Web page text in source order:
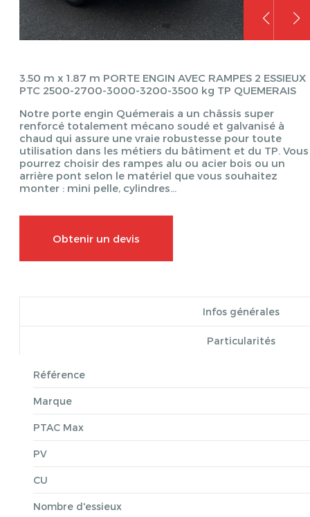
3.50 m x 1.87 m PORTE ENGIN AVEC RAMPES 2 ESSIEUX
PTC 2500-2700-3000-3200-3500 kg TP QUEMERAIS
Notre porte engin Quémerais a un châssis super
renforcé totalement mécano soudé et galvanisé à
chaud qui assure une vraie robustesse pour toute
utilisation dans les métiers du bâtiment et du TP. Vous
pourrez choisir des rampes alu ou acier bois ou un
arrière pont selon le matériel que vous souhaitez
monter : mini pelle, cylindres…
Obtenir un devis
Infos générales
Particularités
Référence
Marque
PTAC Max
PV
CU
Nombre d'essieux